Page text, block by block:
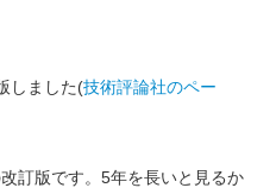
しました(技術評論社のペー
訂版です。5年を長いと見るか